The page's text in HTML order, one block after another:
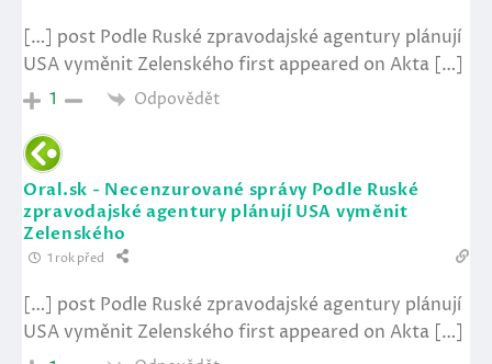
[…] post Podle Ruské zpravodajské agentury plánují
USA vyměnit Zelenského first appeared on Akta […]
1 Odpovědět
Oral.sk - Necenzurované správy Podle Ruské
zpravodajské agentury plánují USA vyměnit
Zelenského
1 rok před
[…] post Podle Ruské zpravodajské agentury plánují
USA vyměnit Zelenského first appeared on Akta […]